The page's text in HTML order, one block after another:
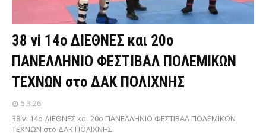
38 vi 14ο ΔΙΕΘΝΕΣ και 20ο
ΠΑΝΕΛΛΗΝΙΟ ΦΕΣΤΙΒΑΛ ΠΟΛΕΜΙΚΩΝ
ΤΕΧΝΩΝ στο ΔΑΚ ΠΟΛΙΧΝΗΣ
5.3.26
38 vi 14ο ΔΙΕΘΝΕΣ και 20ο ΠΑΝΕΛΛΗΝΙΟ ΦΕΣΤΙΒΑΛ ΠΟΛΕΜΙΚΩΝ
ΤΕΧΝΩΝ στο ΔΑΚ ΠΟΛΙΧΝΗΣ